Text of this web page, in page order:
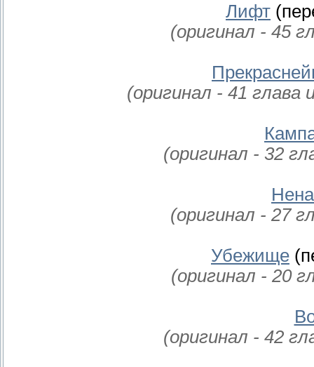
Лифт
(оригинал - 45
(оригинал - 41 глава
(оригинал - 32
(оригинал - 27
Убежище
(оригинал - 20
(оригинал - 42